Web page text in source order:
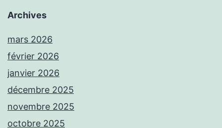
Archives
mars 2026
février 2026
janvier 2026
décembre 2025
novembre 2025
octobre 2025